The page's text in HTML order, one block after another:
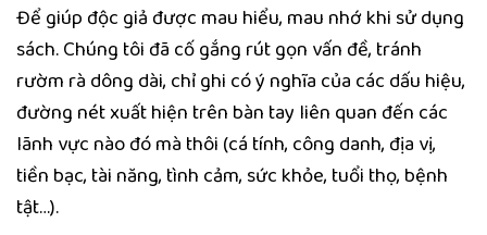
Để giúp độc giả được mau hiểu, mau nhớ khi sử dụng
sách. Chúng tôi đã cố gắng rút gọn vấn đề, tránh
rườm rà dông dài, chỉ ghi có ý nghĩa của các dấu hiệu,
đường nét xuất hiện trên bàn tay liên quan đến các
lãnh vực nào đó mà thôi (cá tính, công danh, địa vị,
tiền bạc, tài năng, tình cảm, sức khỏe, tuổi thọ, bệnh
tật…).